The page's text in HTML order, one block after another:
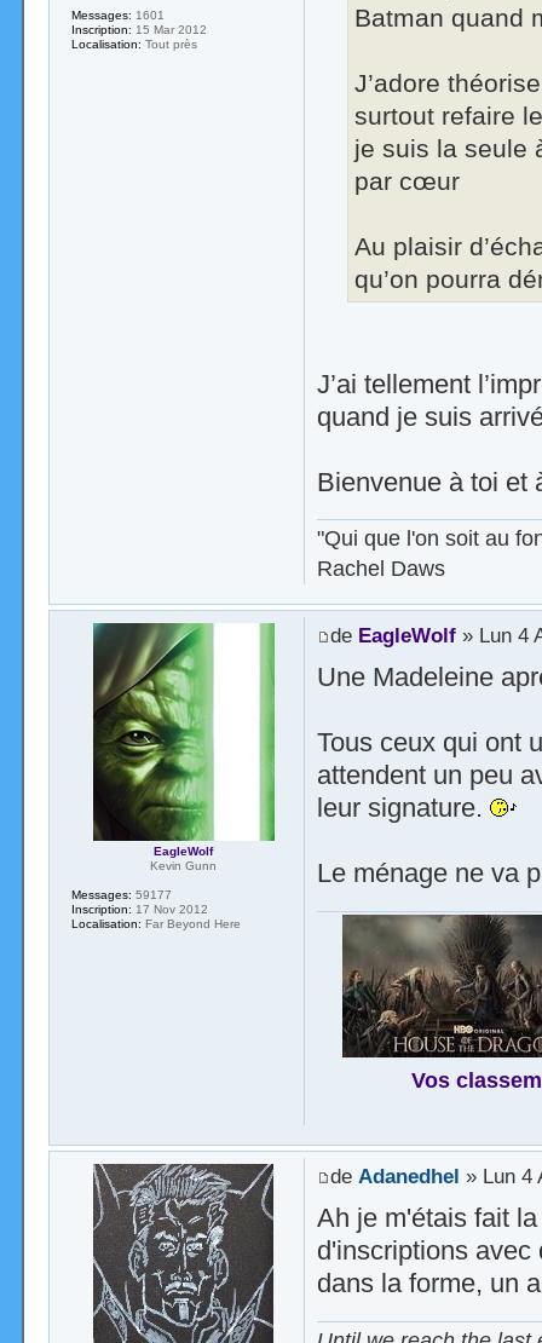
Batman quand
J’adore
surtout refaire
je suis la seule
par cœur
Au plaisir
qu’on pourra
J’ai tellement
quand je suis
Bienvenue à toi et
"Qui que l'on soit au
Rachel Daws
Messages: 1601
Inscription: 15 Mar 2012
Localisation: Tout près
de EagleWolf» Lun 4
Une Madeleine
Tous ceux qui ont
attendent un peu
leur signature.
Le ménage ne va
Vos
EagleWolf
Kevin Gunn
Messages: 59177
Inscription: 17 Nov 2012
Localisation: Far Beyond Here
de Adanedhel » Lun 4
Ah je m'étais fait
d'inscriptions avec
dans la forme, un